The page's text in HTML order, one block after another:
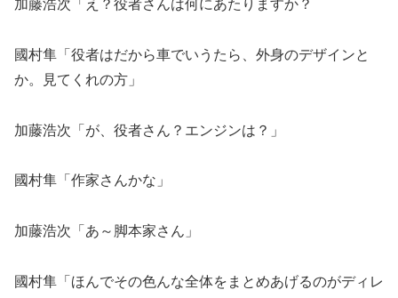
加藤浩次「え？役者さんは何にあたりますか？
國村隼「役者はだから車でいうたら、外身のデザインと
か。見てくれの方」
加藤浩次「が、役者さん？エンジンは？」
國村隼「作家さんかな」
加藤浩次「あ～脚本家さん」
國村隼「ほんでその色んな全体をまとめあげるのがディレ